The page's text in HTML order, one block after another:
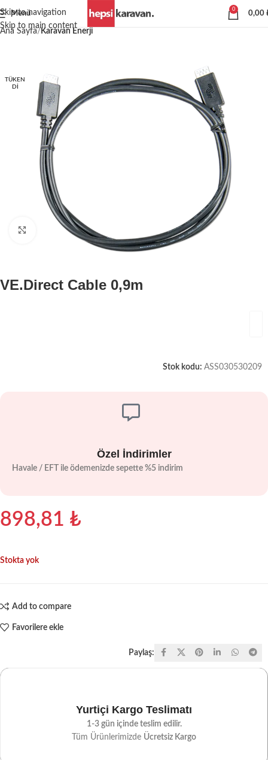
Skip to navigation
Skip to main content
Menü
0
0,00
Ana Sayfa Karavan Enerji
TÜKEN
DI
Büyütmek için tıklayın
VE.Direct Cable 0,9m
Stok kodu: ASS030530209
Özel İndirimler
Havale / EFT ile ödemenizde sepette %5 indirim
898,81 ₺
Stokta yok
Add to compare
Favorilere ekle
Paylaş:
Yurtiçi Kargo Teslimatı
1-3 gün içinde teslim edilir.
Tüm Ürünlerimizde Ücretsiz Kargo